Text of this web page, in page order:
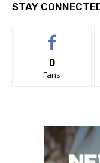
STAY
0
Fans